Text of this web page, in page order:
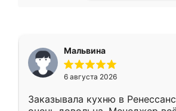
Мальвина
6 августа 2026
Заказывала кухню в